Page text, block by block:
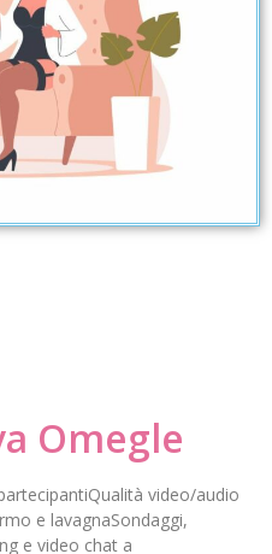
Omegle
video/audio
e lavagnaSondaggi,
e video chat a